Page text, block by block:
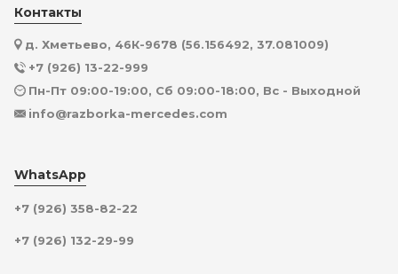
Контакты
д. Хметьево, 46К-9678 (56.156492, 37.081009)
+7 (926) 13-22-999
Пн-Пт 09:00-19:00, Сб 09:00-18:00, Вс - Выходной
info@razborka-mercedes.com
WhatsApp
+7 (926) 358-82-22
+7 (926) 132-29-99